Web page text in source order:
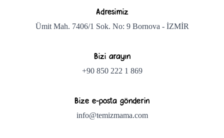
Adresimiz
Ümit Mah. 7406/1 Sok. No: 9 Bornova - İZMİR
Bizi arayın
+90 850 222 1 869
Bize e-posta gönderin
info@temizmama.com